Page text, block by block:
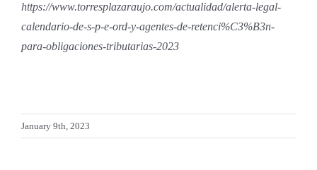
https://www.torresplazaraujo.com/actualidad/alerta-legal-
calendario-de-s-p-e-ord-y-agentes-de-retenci%C3%B3n-
para-obligaciones-tributarias-2023
January 9th, 2023